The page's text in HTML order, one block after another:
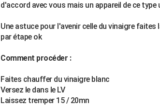
d'accord avec vous mais un appareil de ce
Une astuce pour l'avenir celle du vinaigre
par étape ok
Comment procéder :
Faites chauffer du vinaigre blanc
Versez le dans le LV
Laissez tremper 15 / 20mn